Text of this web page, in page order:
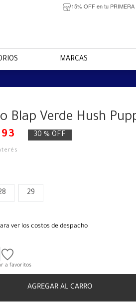
15% OFF en tu
MARCAS
Blap Verde Hush
30 % OFF
29
ver los costos de despacho
AGREGAR AL CARRO